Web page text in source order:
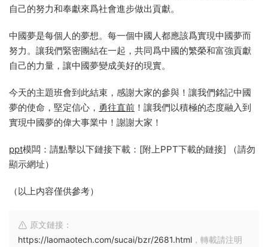
自己的努力和奉獻來爲社會進步做出貢獻。
中國夢是每個人的夢想。每一個中國人都應該爲實現中國夢而
努力。讓我們緊密團結在一起，共同爲中國的繁榮和富強貢獻
自己的力量，讓中國夢變成美好的現實。
今天的主題班會到此結束，感謝大家的參與！讓我們銘記中國
夢的使命，堅定信心， 勇往直前 ！讓我們以積極的态度融入到
實現中國夢的偉大事業中！謝謝大家！
ppt模闆：請點擊以下鏈接下載：[附上PPT下載的鏈接] （請勿
顯示網址）
（以上内容僅供參考）
原文鏈接：
https://laomaotech.com/sucai/bzr/2681.html ，轉載請注明